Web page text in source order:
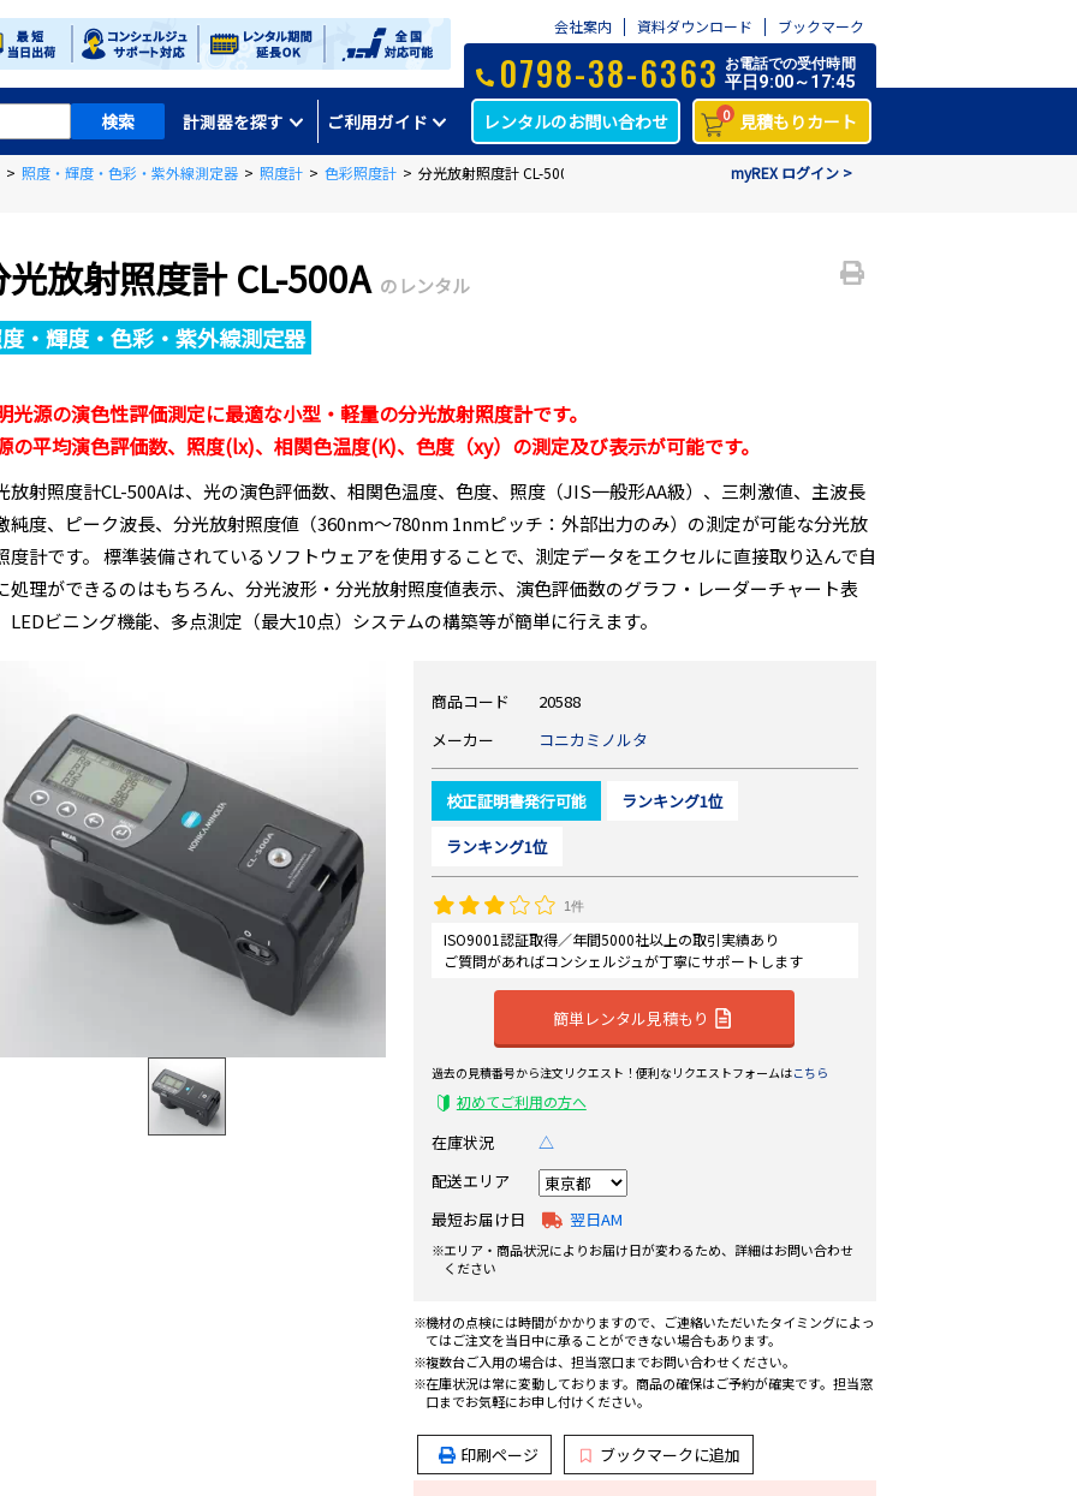
会社案内 資料ダウンロード ブックマーク
計測器を探す ご利用ガイド
0798-38-6363 お電話での受付時間
平日9:00～17:45
レンタルのお問い合わせ 0 見積もりカート
myREX ログイン >
> 照度・輝度・色彩・紫外線測定器 > 照度計 > 色彩照度計 > 分光放射照度計 CL-500A
放射照度計 CL-500A のレンタル
・輝度・色彩・紫外線測定器
光源の演色性評価測定に最適な小型・軽量の分光放射照度計です。
の平均演色評価数、照度(lx)、相関色温度(K)、色度（xy）の測定及び表示が可能です。
放射照度計CL-500Aは、光の演色評価数、相関色温度、色度、照度（JIS一般形AA級）、三刺激値、主波長
純度、ピーク波長、分光放射照度値（360nm～780nm 1nmピッチ：外部出力のみ）の測定が可能な分光放
度計です。 標準装備されているソフトウェアを使用することで、測定データをエクセルに直接取り込んで自
処理ができるのはもちろん、分光波形・分光放射照度値表示、演色評価数のグラフ・レーダーチャート表
LEDビニング機能、多点測定（最大10点）システムの構築等が簡単に行えます。
商品コード
20588
メーカー
コニカミノルタ
校正証明書発行可能
ランキング1位
ランキング1位
1件
ISO9001認証取得／年間5000社以上の取引実績あり
ご質問があればコンシェルジュが丁寧にサポートします
簡単レンタル見積もり
過去の見積番号から注文リクエスト！便利なリクエストフォームはこちら
初めてご利用の方へ
在庫状況
△
配送エリア
最短お届け日
翌日AM
エリア・商品状況によりお届け日が変わるため、詳細はお問い合わせ
ください
機材の点検には時間がかかりますので、ご連絡いただいたタイミングによっ
てはご注文を当日中に承ることができない場合もあります。
複数台ご入用の場合は、担当窓口までお問い合わせください。
在庫状況は常に変動しております。商品の確保はご予約が確実です。担当窓
口までお気軽にお申し付けください。
印刷ページ ブックマークに追加